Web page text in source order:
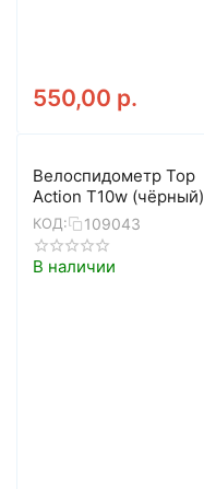
550,00 р.
Велоспидометр Top
Action T10w (чёрный)
КОД: 109043
В наличии